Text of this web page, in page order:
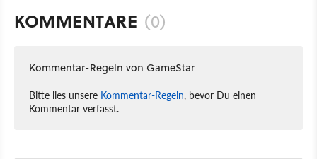
KOMMENTARE (0)
Kommentar-Regeln von GameStar
Bitte lies unsere Kommentar-Regeln, bevor Du einen
Kommentar verfasst.